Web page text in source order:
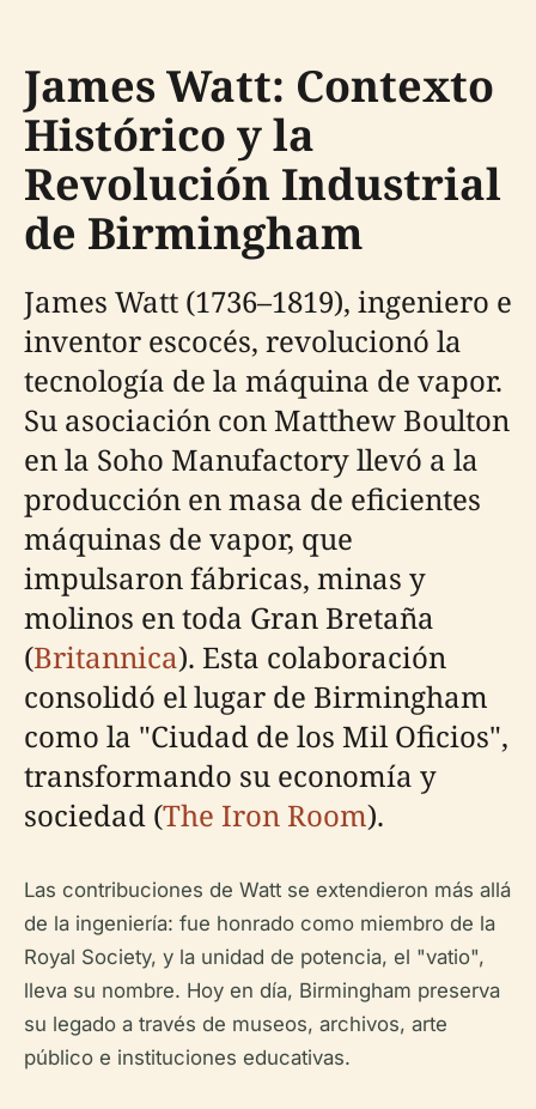
James Watt: Contexto
Histórico y la
Revolución Industrial
de Birmingham
James Watt (1736–1819), ingeniero e
inventor escocés, revolucionó la
tecnología de la máquina de vapor.
Su asociación con Matthew Boulton
en la Soho Manufactory llevó a la
producción en masa de eficientes
máquinas de vapor, que
impulsaron fábricas, minas y
molinos en toda Gran Bretaña
(Britannica). Esta colaboración
consolidó el lugar de Birmingham
como la "Ciudad de los Mil Oficios",
transformando su economía y
sociedad (The Iron Room).
Las contribuciones de Watt se extendieron más allá
de la ingeniería: fue honrado como miembro de la
Royal Society, y la unidad de potencia, el "vatio",
lleva su nombre. Hoy en día, Birmingham preserva
su legado a través de museos, archivos, arte
público e instituciones educativas.